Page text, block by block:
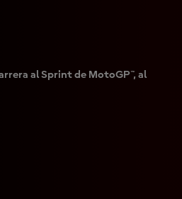
al Sprint de MotoGP™, al